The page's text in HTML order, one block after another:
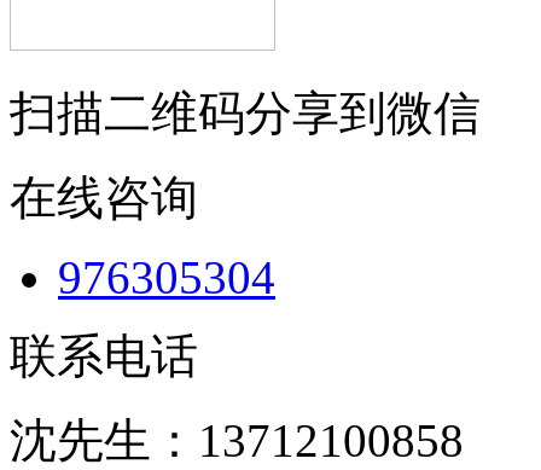
扫描二维码分享到微信
在线咨询
976305304
联系电话
沈先生：13712100858